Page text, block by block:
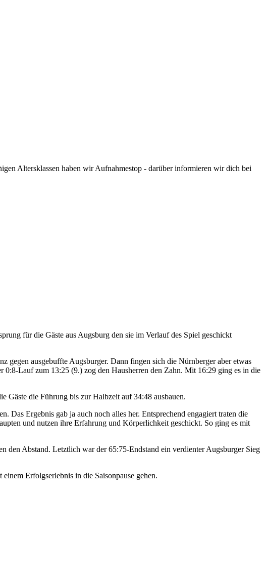
Altersklassen haben wir Aufnahmestop - darüber informieren wir dich bei
für die Gäste aus Augsburg den sie im Verlauf des Spiel geschickt
gegen ausgebuffte Augsburger. Dann fingen sich die Nürnberger aber etwas
0:8-Lauf zum 13:25 (9.) zog den Hausherren den Zahn. Mit 16:29 ging es in die
Gäste die Führung bis zur Halbzeit auf 34:48 ausbauen.
Das Ergebnis gab ja auch noch alles her. Entsprechend engagiert traten die
und nutzen ihre Erfahrung und Körperlichkeit geschickt. So ging es mit
den Abstand. Letztlich war der 65:75-Endstand ein verdienter Augsburger Sieg
Erfolgserlebnis in die Saisonpause gehen.